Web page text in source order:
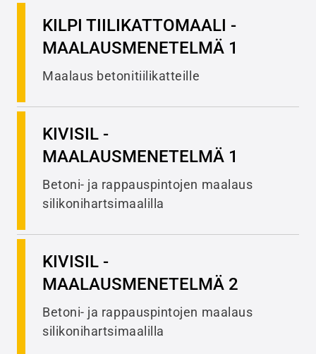
KILPI TIILIKATTOMAALI -
MAALAUSMENETELMÄ 1
Maalaus betonitiilikatteille
KIVISIL -
MAALAUSMENETELMÄ 1
Betoni- ja rappauspintojen maalaus
silikonihartsimaalilla
KIVISIL -
MAALAUSMENETELMÄ 2
Betoni- ja rappauspintojen maalaus
silikonihartsimaalilla